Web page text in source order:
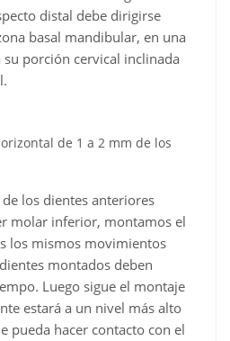
distal debe dirigirse
basal mandibular, en una
porción cervical inclinada
de 1 a 2 mm de los
los dientes anteriores
molar inferior, montamos el
los mismos movimientos
montados deben
Luego sigue el montaje
estará a un nivel más alto
pueda hacer contacto con el